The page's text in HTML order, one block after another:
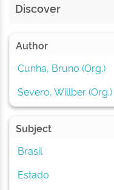
Discover
Author
Cunha, Bruno (Org.)
Severo, Willber (Org.)
Subject
Brasil
Estado